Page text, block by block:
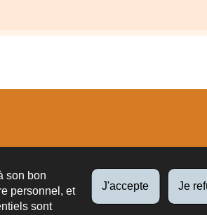
son bon
personnel, et
sont
J'accepte Je